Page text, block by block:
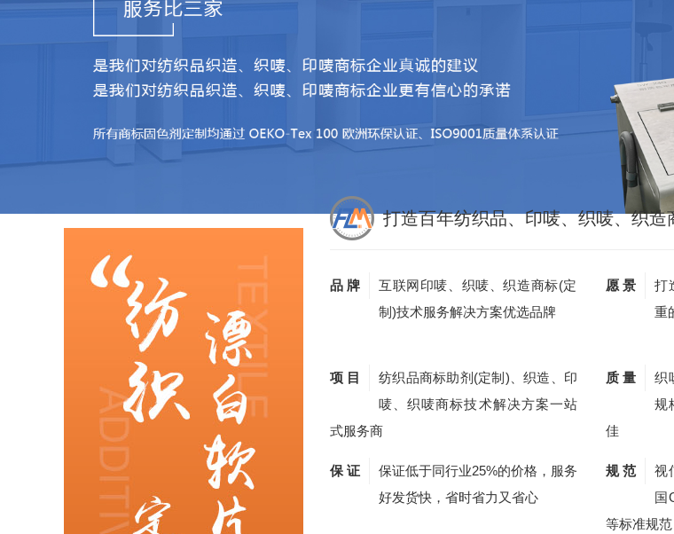
打造百年纺织品、印唛、织唛、织
品 牌
互联网印唛、织唛、织造商标(定
制)技术服务解决方案优选品牌
愿 景
打
重
项 目
纺织品商标助剂(定制)、织造、印
唛、织唛商标技术解决方案一站
式服务商
质 量
织
规
佳
保 证
保证低于同行业25%的价格，服务
好发货快，省时省力又省心
规 范
视
国
等标准规范